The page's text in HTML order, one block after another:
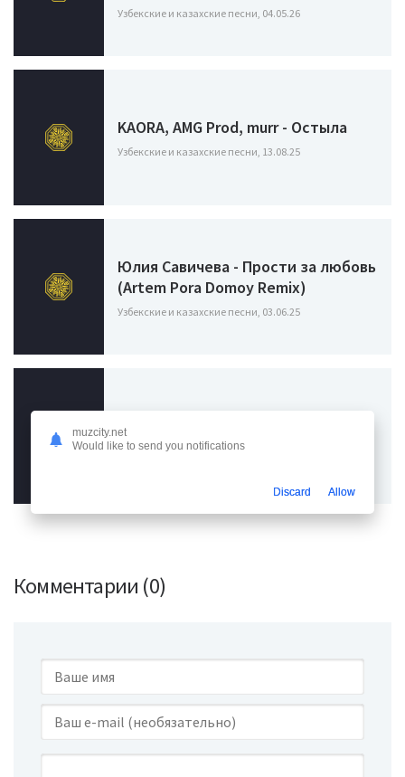
Узбекские и казахские песни, 04.05.26
KAORA, AMG Prod, murr - Остыла
Узбекские и казахские песни, 13.08.25
Юлия Савичева - Прости за любовь
(Artem Pora Domoy Remix)
Узбекские и казахские песни, 03.06.25
Тайпан, IL'GIZ - Любовь остыла
Узбекские и казахские песни, 18.01.24
Комментарии (0)
muzcity.net
Would like to send you notifications
Discard Allow